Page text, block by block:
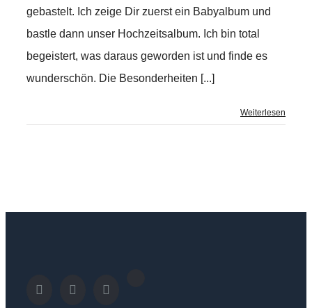
gebastelt. Ich zeige Dir zuerst ein Babyalbum und
bastle dann unser Hochzeitsalbum. Ich bin total
begeistert, was daraus geworden ist und finde es
wunderschön. Die Besonderheiten [...]
Weiterlesen